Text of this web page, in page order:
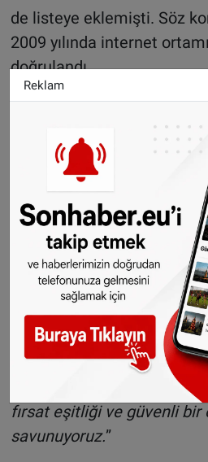
de listeye eklemişti. Söz
2009 yılında internet
doğrulandı.
Paylaşımlarda,
üzerinde bu haftanın salı
bulunduğu ve açılış
metinden farklı olduğu
Okul yönetimi
kullandı:
Öğretmen, öğrencilerin
mektubun nasıl
görmesini amaçlamış.
ve içeriği tamamen
olumsuz stereotipler
bağdaşmamaktadır. LIFE
fırsat eşitliği ve güvenli bir
savunuyoruz.”
Reklam